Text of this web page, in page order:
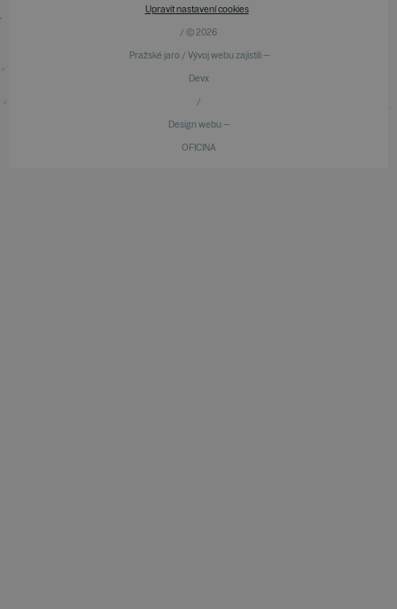
Upravit nastavení cookies
/ © 2026
Pražské jaro / Vývoj webu zajistili —
Devx
/
Design webu —
OFICINA